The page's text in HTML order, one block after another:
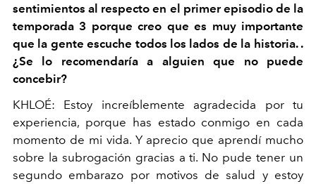
sentimientos al respecto en el primer episodio de la
temporada 3 porque creo que es muy importante
que la gente escuche todos los lados de la historia. .
¿Se lo recomendaría a alguien que no puede
concebir?
KHLOÉ: Estoy increíblemente agradecida por tu
experiencia, porque has estado conmigo en cada
momento de mi vida. Y aprecio que aprendí mucho
sobre la subrogación gracias a ti. No pude tener un
segundo embarazo por motivos de salud y estoy